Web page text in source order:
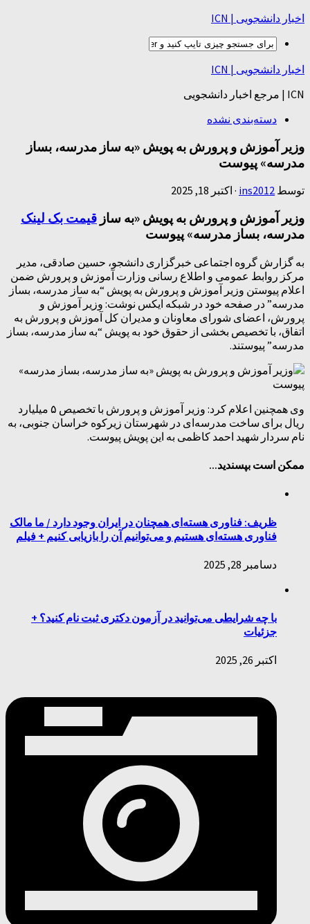
اخبار دانشجویی | ICN
اخبار دانشجویی | ICN
ICN | مرجع اخبار دانشجویی
دسته‌بندی نشده
وزیر آموزش و پرورش به پویش «به ساز مدرسه، بساز
مدرسه» پیوست
توسط ins2012
· اکتبر 18, 2025
وزیر آموزش و پرورش به پویش «به ساز قیمت بک لینک
مدرسه، بساز مدرسه» پیوست
به گزارش گروه اجتماعی خبرگزاری دانشجو، حسین صادقی، مدیر
مرکز روابط عمومی و اطلاع رسانی وزارت آموزش و پرورش ضمن
اعلام پیوستن وزیر آموزش و پرورش به پویش “به ساز مدرسه، بساز
مدرسه” در صفحه خود در شبکه ایکس نوشت: وزیر آموزش و
پرورش، اعضای شورای معاونان و مدیران کل آموزش و پرورش به
اتفاق، با تخصیص بخشی از حقوق خود به پویش “به ساز مدرسه، بساز
مدرسه” پیوستند.
وی همچنین اعلام کرد: وزیر آموزش و پرورش با تخصیص ۵ میلیارد
ریال برای ساخت مدرسه‌ای در شهرستان زیرکوه خراسان جنوبی، به
نام سردار شهید احمد کاظمی به این پویش پیوست.
ممکن است بپسندید...
ظریف: فناوری هسته‌ای همچنان در ایران وجود دارد / ما مالک‌
فناوری هسته‌ای هستیم و می‌توانیم آن ‌را بازیابی کنیم + فیلم
دسامبر 28, 2025
با چه شرایطی می‌توانید در آزمون دکتری ثبت نام کنید؟ +
جزئیات
اکتبر 26, 2025